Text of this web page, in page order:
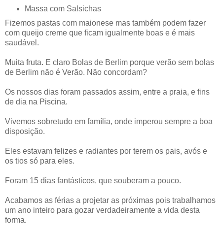
Massa com Salsichas
Fizemos pastas com maionese mas também podem fazer
com queijo creme que ficam igualmente boas e é mais
saudável.
Muita fruta. E claro Bolas de Berlim porque verão sem bolas
de Berlim não é Verão. Não concordam?
Os nossos dias foram passados assim, entre a praia, e fins
de dia na Piscina.
Vivemos sobretudo em família, onde imperou sempre a boa
disposição.
Eles estavam felizes e radiantes por terem os pais, avós e
os tios só para eles.
Foram 15 dias fantásticos, que souberam a pouco.
Acabamos as férias a projetar as próximas pois trabalhamos
um ano inteiro para gozar verdadeiramente a vida desta
forma.